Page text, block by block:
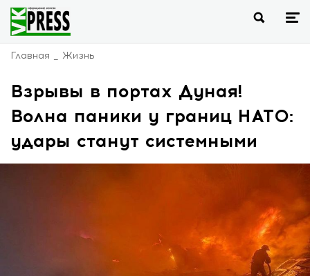
Главная Жизнь
Взрывы в портах Дуная!
Волна паники у границ НАТО:
удары станут системными